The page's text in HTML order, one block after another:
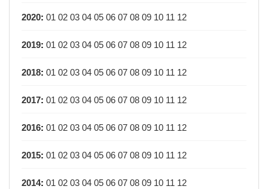
2020: 01 02 03 04 05 06 07 08 09 10 11 12
2019: 01 02 03 04 05 06 07 08 09 10 11 12
2018: 01 02 03 04 05 06 07 08 09 10 11 12
2017: 01 02 03 04 05 06 07 08 09 10 11 12
2016: 01 02 03 04 05 06 07 08 09 10 11 12
2015: 01 02 03 04 05 06 07 08 09 10 11 12
2014: 01 02 03 04 05 06 07 08 09 10 11 12